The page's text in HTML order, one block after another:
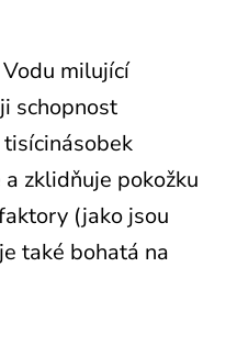
Vodu milující
schopnost
zklidňuje pokožku
(jako jsou
také bohatá na